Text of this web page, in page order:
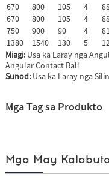
670
800 105 4
670
800 105 4
750
900 90 4
1380
1540 130 5
Miagi: Usa ka Laray nga
Angular Contact Ball
Sunod: Usa ka Laray nga
Mga Tag sa Produkto
Mga May